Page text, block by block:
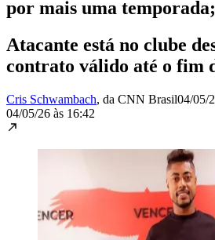
por mais uma
Atacante está no clube
contrato válido até o fim
Cris Schwambach, da CNN Brasil04/05/
04/05/26 às 16:42